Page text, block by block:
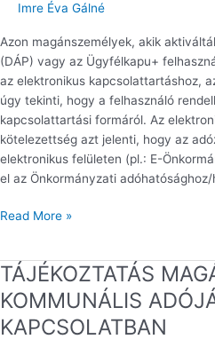
Imre Éva Gálné
Azon magánszemélyek, akik
(DÁP) vagy az Ügyfélkapu+
az elektronikus kapcsolattartáshoz,
úgy tekinti, hogy a felhasználó
kapcsolattartási formáról. Az
kötelezettség azt jelenti, hogy az
elektronikus felületen (pl.: E-
el az Önkormányzati
Read More »
TÁJÉKOZTATÁS
KOMMUNÁLIS
KAPCSOLATBAN
TÁJÉKOZTATÁS
MAGÁNSZEMÉLYEK
KOMMUNÁLIS
ADÓJÁVAL